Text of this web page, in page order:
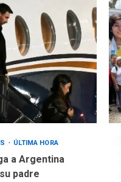
ÚLTIMA HORA
a Argentina
padre